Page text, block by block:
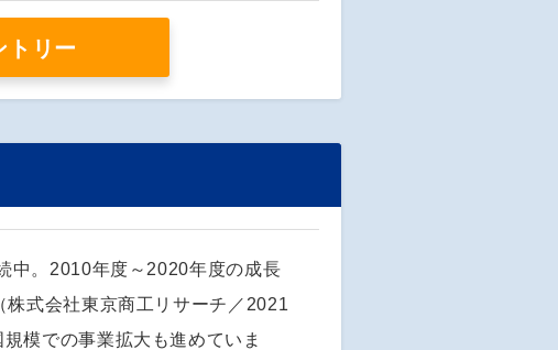
トリー
中。2010年度～2020年度の成長
式会社東京商工リサーチ／2021
模での事業拡大も進めていま